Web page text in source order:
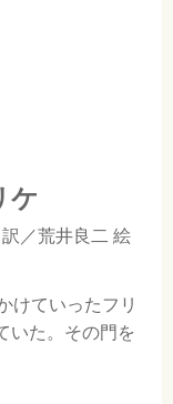
ケ
訳／荒井良二 絵
けていったフリ
いた。その門を